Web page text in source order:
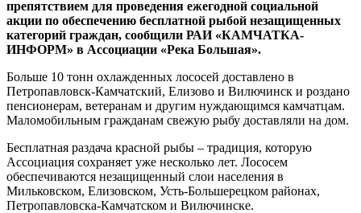
препятствием для проведения ежегодной социальной
акции по обеспечению бесплатной рыбой незащищенных
категорий граждан, сообщили РАИ «КАМЧАТКА-
ИНФОРМ» в Ассоциации «Река Большая».
Больше 10 тонн охлажденных лососей доставлено в
Петропавловск-Камчатский, Елизово и Вилючинск и роздано
пенсионерам, ветеранам и другим нуждающимся камчатцам.
Маломобильным гражданам свежую рыбу доставляли на дом.
Бесплатная раздача красной рыбы – традиция, которую
Ассоциация сохраняет уже несколько лет. Лососем
обеспечиваются незащищенный слои населения в
Мильковском, Елизовском, Усть-Большерецком районах,
Петропавловска-Камчатском и Вилючинске.